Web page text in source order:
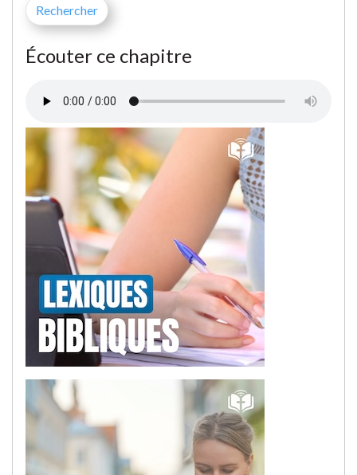
Écouter ce chapitre